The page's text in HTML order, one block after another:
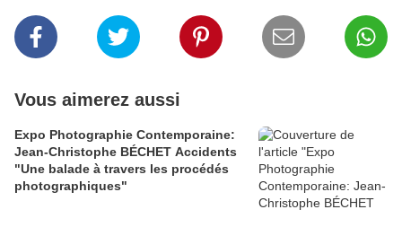
Vous aimerez aussi
Expo Photographie Contemporaine:
Jean-Christophe BÉCHET Accidents
"Une balade à travers les procédés
photographiques"